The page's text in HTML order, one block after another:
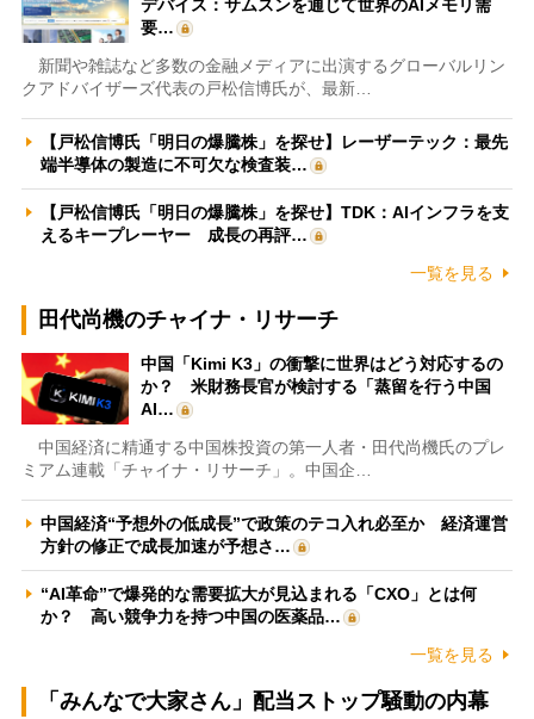
デバイス：サムスンを通じて世界のAIメモリ需
要…
新聞や雑誌など多数の金融メディアに出演するグローバルリン
クアドバイザーズ代表の戸松信博氏が、最新…
【戸松信博氏「明日の爆騰株」を探せ】レーザーテック：最先
端半導体の製造に不可欠な検査装…
【戸松信博氏「明日の爆騰株」を探せ】TDK：AIインフラを支
えるキープレーヤー 成長の再評…
一覧を見る
田代尚機のチャイナ・リサーチ
中国「Kimi K3」の衝撃に世界はどう対応するの
か？ 米財務長官が検討する「蒸留を行う中国
AI…
中国経済に精通する中国株投資の第一人者・田代尚機氏のプレ
ミアム連載「チャイナ・リサーチ」。中国企…
中国経済“予想外の低成長”で政策のテコ入れ必至か 経済運営
方針の修正で成長加速が予想さ…
“AI革命”で爆発的な需要拡大が見込まれる「CXO」とは何
か？ 高い競争力を持つ中国の医薬品…
一覧を見る
「みんなで大家さん」配当ストップ騒動の内幕